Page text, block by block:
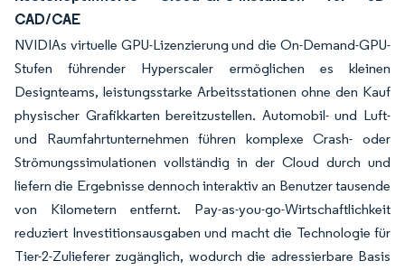
CAD/CAE
NVIDIAs virtuelle GPU-Lizenzierung und die On-Demand-GPU-
Stufen führender Hyperscaler ermöglichen es kleinen
Designteams, leistungsstarke Arbeitsstationen ohne den Kauf
physischer Grafikkarten bereitzustellen. Automobil- und Luft-
und Raumfahrtunternehmen führen komplexe Crash- oder
Strömungssimulationen vollständig in der Cloud durch und
liefern die Ergebnisse dennoch interaktiv an Benutzer tausende
von Kilometern entfernt. Pay-as-you-go-Wirtschaftlichkeit
reduziert Investitionsausgaben und macht die Technologie für
Tier-2-Zulieferer zugänglich, wodurch die adressierbare Basis